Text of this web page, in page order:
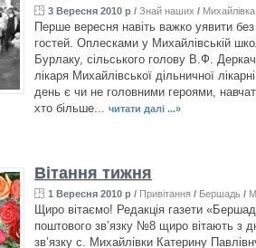
3 Вересня 2010 р / Знай наших / Михайлівка
Перше вересня навіть важко уявити без
гостей. Оплесками у Михайлівській
Бурлаку, сільського голову В.Ф.
лікаря Михайлівської дільничної
день є чи не головними героями,
хто більше... читати далі ...»
Вітання тижня
1 Вересня 2010 р / Привітання / Бершадь /
Щиро вітаємо! Редакція газети
поштового зв’язку №8 щиро вітають з
зв’язку с. Михайлівки Катерину